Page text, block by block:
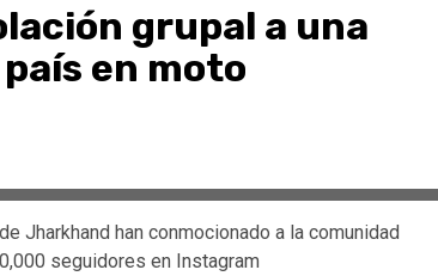
grupal a una
en moto
Jharkhand han conmocionado a la comunidad
seguidores en Instagram